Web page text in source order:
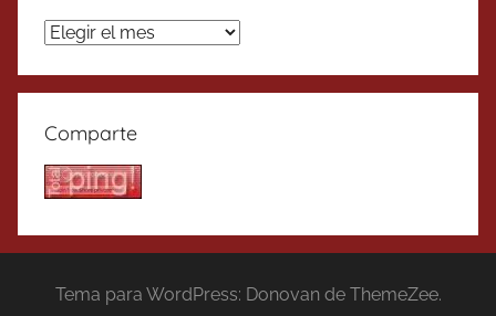
Archivo
Comparte
Tema para WordPress: Donovan de ThemeZee.